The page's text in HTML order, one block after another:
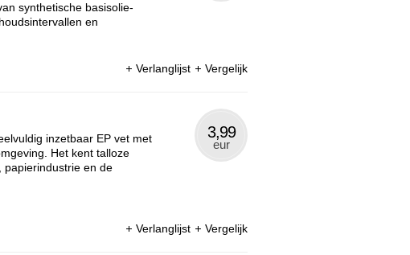
synthetische basisolie-
en
Verlanglijst Vergelijk
inzetbaar EP vet met
Het kent talloze
papierindustrie en de
3,99
eur
Verlanglijst Vergelijk